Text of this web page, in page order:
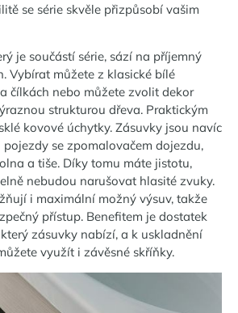
se série skvěle přizpůsobí vašim
je součástí série, sází na příjemný
Vybírat můžete z klasické bílé
čílkách nebo můžete zvolit dekor
strukturou dřeva. Praktickým
kovové úchytky. Zásuvky jsou navíc
se zpomalovačem dojezdu,
a tiše. Díky tomu máte jistotu,
nebudou narušovat hlasité zvuky.
i maximální možný výsuv, takže
přístup. Benefitem je dostatek
zásuvky nabízí, a k uskladnění
využít i závěsné skříňky.